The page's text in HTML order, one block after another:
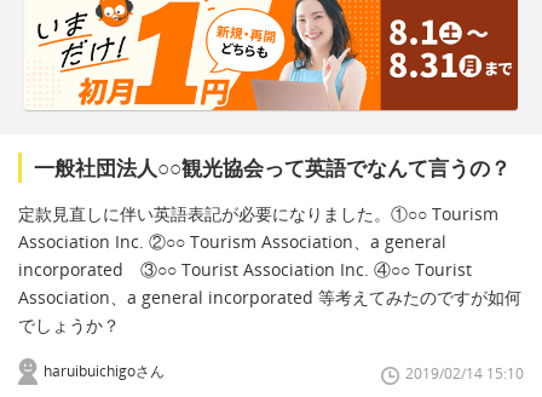
一般社団法人○○観光協会って英語でなんて言うの？
定款見直しに伴い英語表記が必要になりました。①○○ Tourism
Association Inc. ②○○ Tourism Association、a general
incorporated ③○○ Tourist Association Inc. ④○○ Tourist
Association、a general incorporated 等考えてみたのですが如何
でしょうか？
haruibuichigoさん 2019/02/14 15:10